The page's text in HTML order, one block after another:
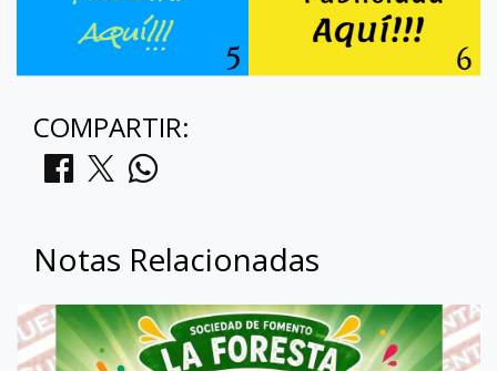
COMPARTIR:
Notas Relacionadas